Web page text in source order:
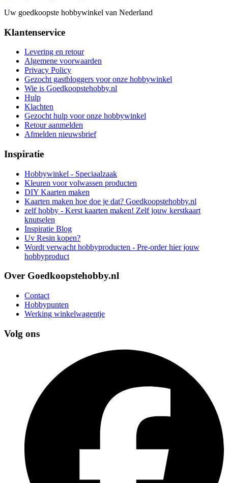
Uw goedkoopste hobbywinkel van Nederland
Klantenservice
Levering en retour
Algemene voorwaarden
Privacy Policy
Gezocht gastbloggers voor onze hobbywinkel
Wie is Goedkoopstehobby.nl
Hulp
Klachten
Gezocht hulp voor onze hobbywinkel
Retour aanmelden
Afmelden nieuwsbrief
Inspiratie
Hobbywinkel - Speciaalzaak
Kleuren voor volwassen producten
DIY Kaarten maken
Kaarten maken hoe doe je dat? Goedkoopstehobby.nl
zelf hobby - Kerst kaarten maken! Zelf jouw kerstkaart
knutselen
Inspiratie Blog
Uv Resin kopen?
Wordt verwacht hobbyproducten - Pre-order hier jouw
hobbyproduct
Over Goedkoopstehobby.nl
Contact
Hobbypunten
Werking winkelwagentje
Volg ons